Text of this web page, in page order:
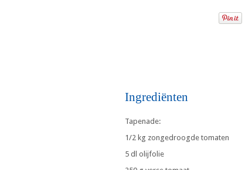
Ingrediënten
Tapenade:
1/2 kg zongedroogde tomaten
5 dl olijfolie